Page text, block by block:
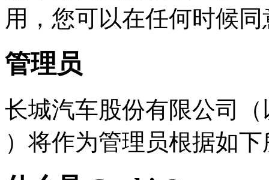
用，您可以在任何时候
管理员
长城汽车股份有限公司（
）将作为管理员根据如